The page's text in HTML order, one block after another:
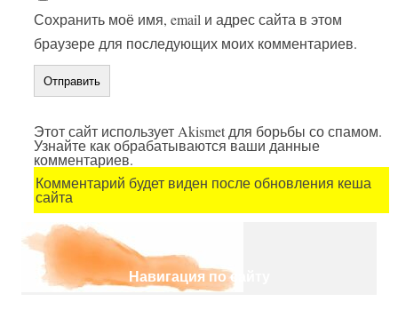
Сохранить моё имя, email и адрес сайта в этом
браузере для последующих моих комментариев.
Этот сайт использует Akismet для борьбы со спамом.
Узнайте как обрабатываются ваши данные
комментариев.
Комментарий будет виден после обновления кеша
сайта
Навигация по сайту